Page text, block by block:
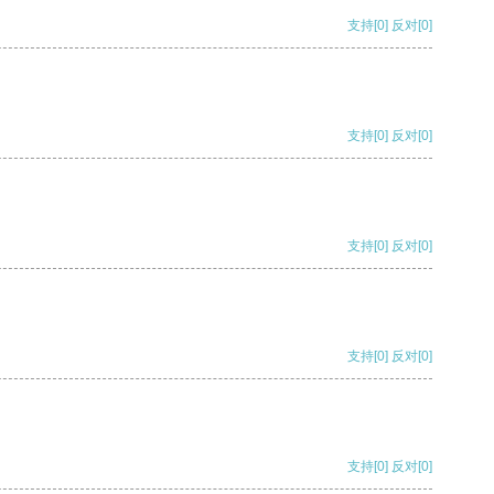
支持[0] 反对[0]
支持[0] 反对[0]
支持[0] 反对[0]
支持[0] 反对[0]
支持[0] 反对[0]